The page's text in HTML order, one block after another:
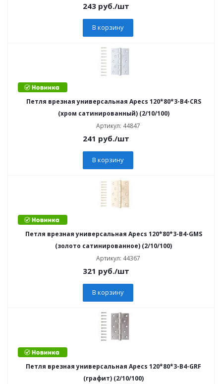
243 руб./шт
В корзину
Петля врезная универсальная Apecs 120*80*3-B4-CRS
(хром сатинированный) (2/10/100)
Артикул: 44847
241 руб./шт
В корзину
Петля врезная универсальная Apecs 120*80*3-B4-GMS
(золото сатинированное) (2/10/100)
Артикул: 44367
321 руб./шт
В корзину
Петля врезная универсальная Apecs 120*80*3-B4-GRF
(графит) (2/10/100)